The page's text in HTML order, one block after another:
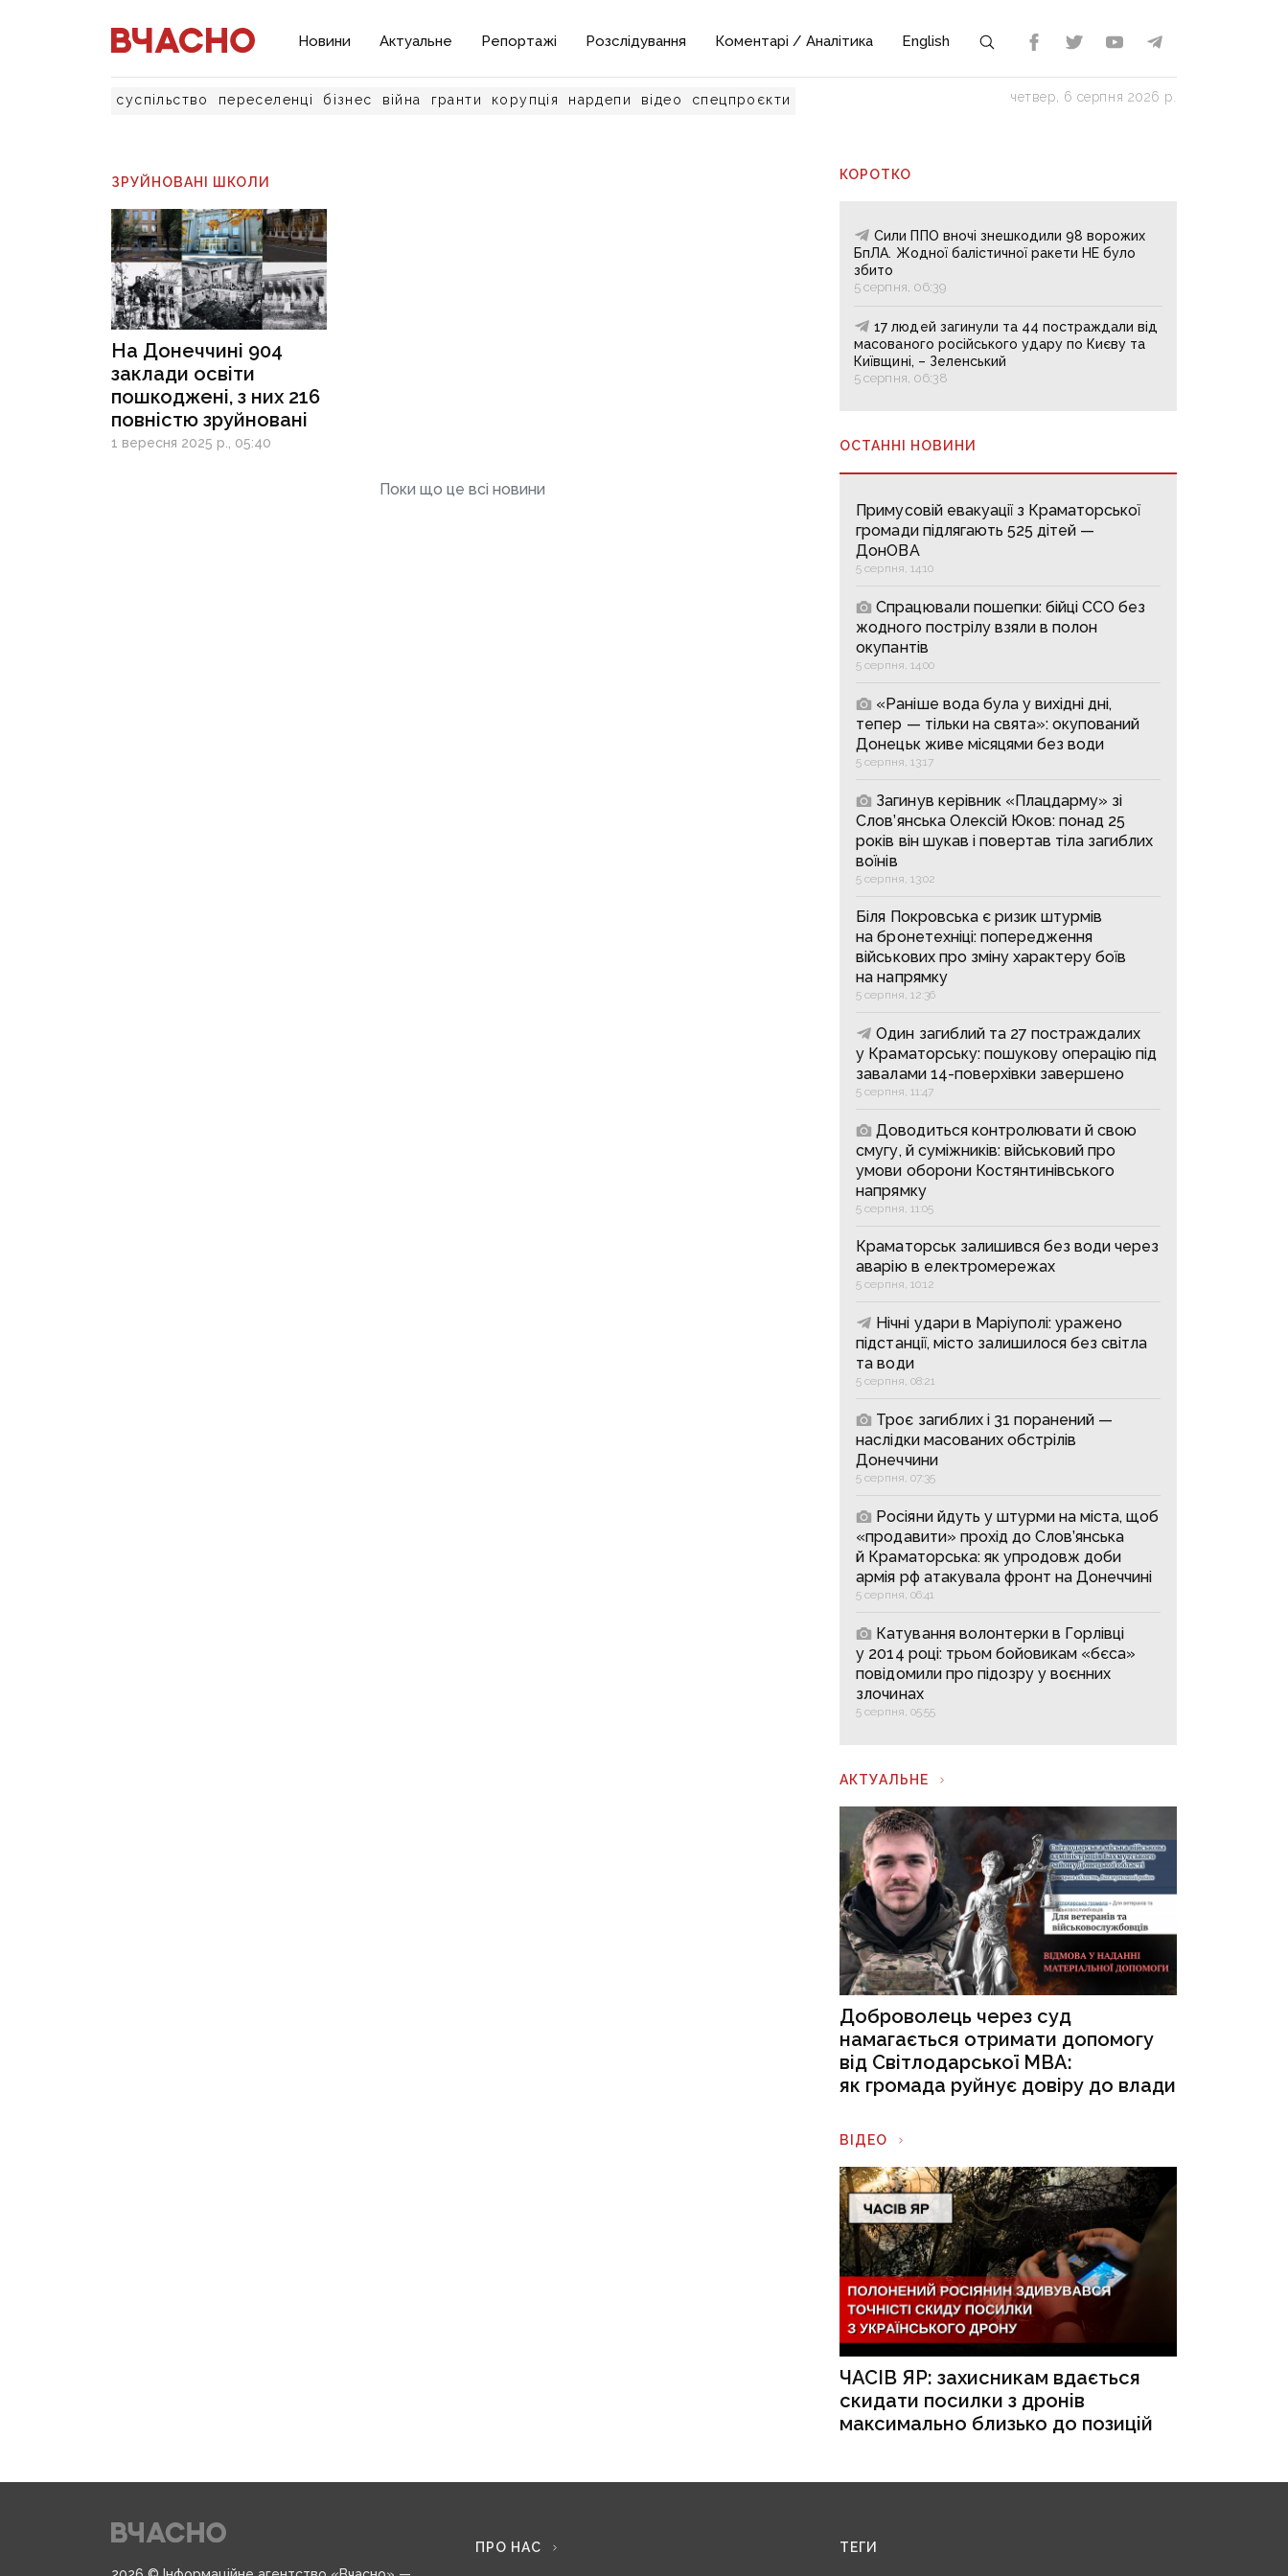
Новини Актуальне Репортажі Розслідування Коментарі / Аналітика English
суспільство переселенці бізнес війна гранти корупція нардепи відео спецпроєкти четвер, 6 серпня 2026 р.
ЗРУЙНОВАНІ ШКОЛИ
На Донеччині 904
заклади освіти
пошкоджені, з них 216
повністю зруйновані
1 вересня 2025 р., 05:40
Поки що це всі новини
КОРОТКО
Сили ППО вночі знешкодили 98 ворожих
БпЛА. Жодної балістичної ракети НЕ було
збито
5 серпня, 06:39
17 людей загинули та 44 постраждали від
масованого російського удару по Києву та
Київщині, – Зеленський
5 серпня, 06:38
ОСТАННІ НОВИНИ
Примусовій евакуації з Краматорської
громади підлягають 525 дітей —
ДонОВА
5 серпня, 14:10
Спрацювали пошепки: бійці ССО без
жодного пострілу взяли в полон
окупантів
5 серпня, 14:00
«Раніше вода була у вихідні дні,
тепер — тільки на свята»: окупований
Донецьк живе місяцями без води
5 серпня, 13:17
Загинув керівник «Плацдарму» зі
Слов’янська Олексій Юков: понад 25
років він шукав і повертав тіла загиблих
воїнів
5 серпня, 13:02
Біля Покровська є ризик штурмів
на бронетехніці: попередження
військових про зміну характеру боїв
на напрямку
5 серпня, 12:36
Один загиблий та 27 постраждалих
у Краматорську: пошукову операцію під
завалами 14-поверхівки завершено
5 серпня, 11:47
Доводиться контролювати й свою
смугу, й суміжників: військовий про
умови оборони Костянтинівського
напрямку
5 серпня, 11:05
Краматорськ залишився без води через
аварію в електромережах
5 серпня, 10:12
Нічні удари в Маріуполі: уражено
підстанції, місто залишилося без світла
та води
5 серпня, 08:21
Троє загиблих і 31 поранений —
наслідки масованих обстрілів
Донеччини
5 серпня, 07:35
Росіяни йдуть у штурми на міста, щоб
«продавити» прохід до Слов’янська
й Краматорська: як упродовж доби
армія рф атакувала фронт на Донеччині
5 серпня, 06:41
Катування волонтерки в Горлівці
у 2014 році: трьом бойовикам «бєса»
повідомили про підозру у воєнних
злочинах
5 серпня, 05:55
АКТУАЛЬНЕ
Доброволець через суд
намагається отримати допомогу
від Світлодарської МВА:
як громада руйнує довіру до влади
ВІДЕО
ЧАСІВ ЯР: захисникам вдається
скидати посилки з дронів
максимально близько до позицій
ПРО НАС ТЕГИ